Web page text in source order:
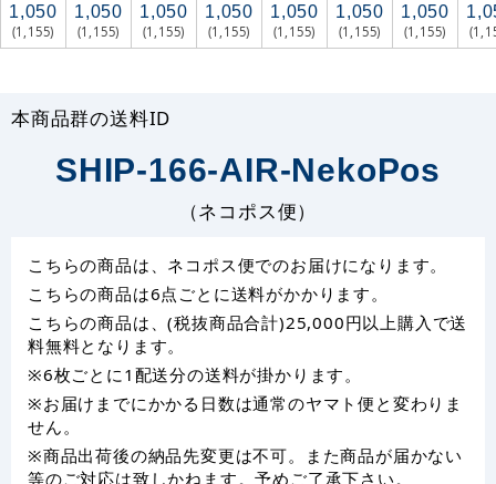
1,050
(1,155)
1,050
(1,155)
1,050
(1,155)
1,050
(1,155)
1,050
(1,155)
1,050
(1,155)
1,050
(1,155)
本商品群の送料ID
SHIP-166-AIR-NekoPos
（ネコポス便）
こちらの商品は、ネコポス便でのお届けになります。
こちらの商品は6点ごとに送料がかかります。
こちらの商品は、(税抜商品合計)25,000円以上購入で送
料無料となります。
※6枚ごとに1配送分の送料が掛かります。
※お届けまでにかかる日数は通常のヤマト便と変わりま
せん。
※商品出荷後の納品先変更は不可。また商品が届かない
等のご対応は致しかねます。予めご了承下さい。